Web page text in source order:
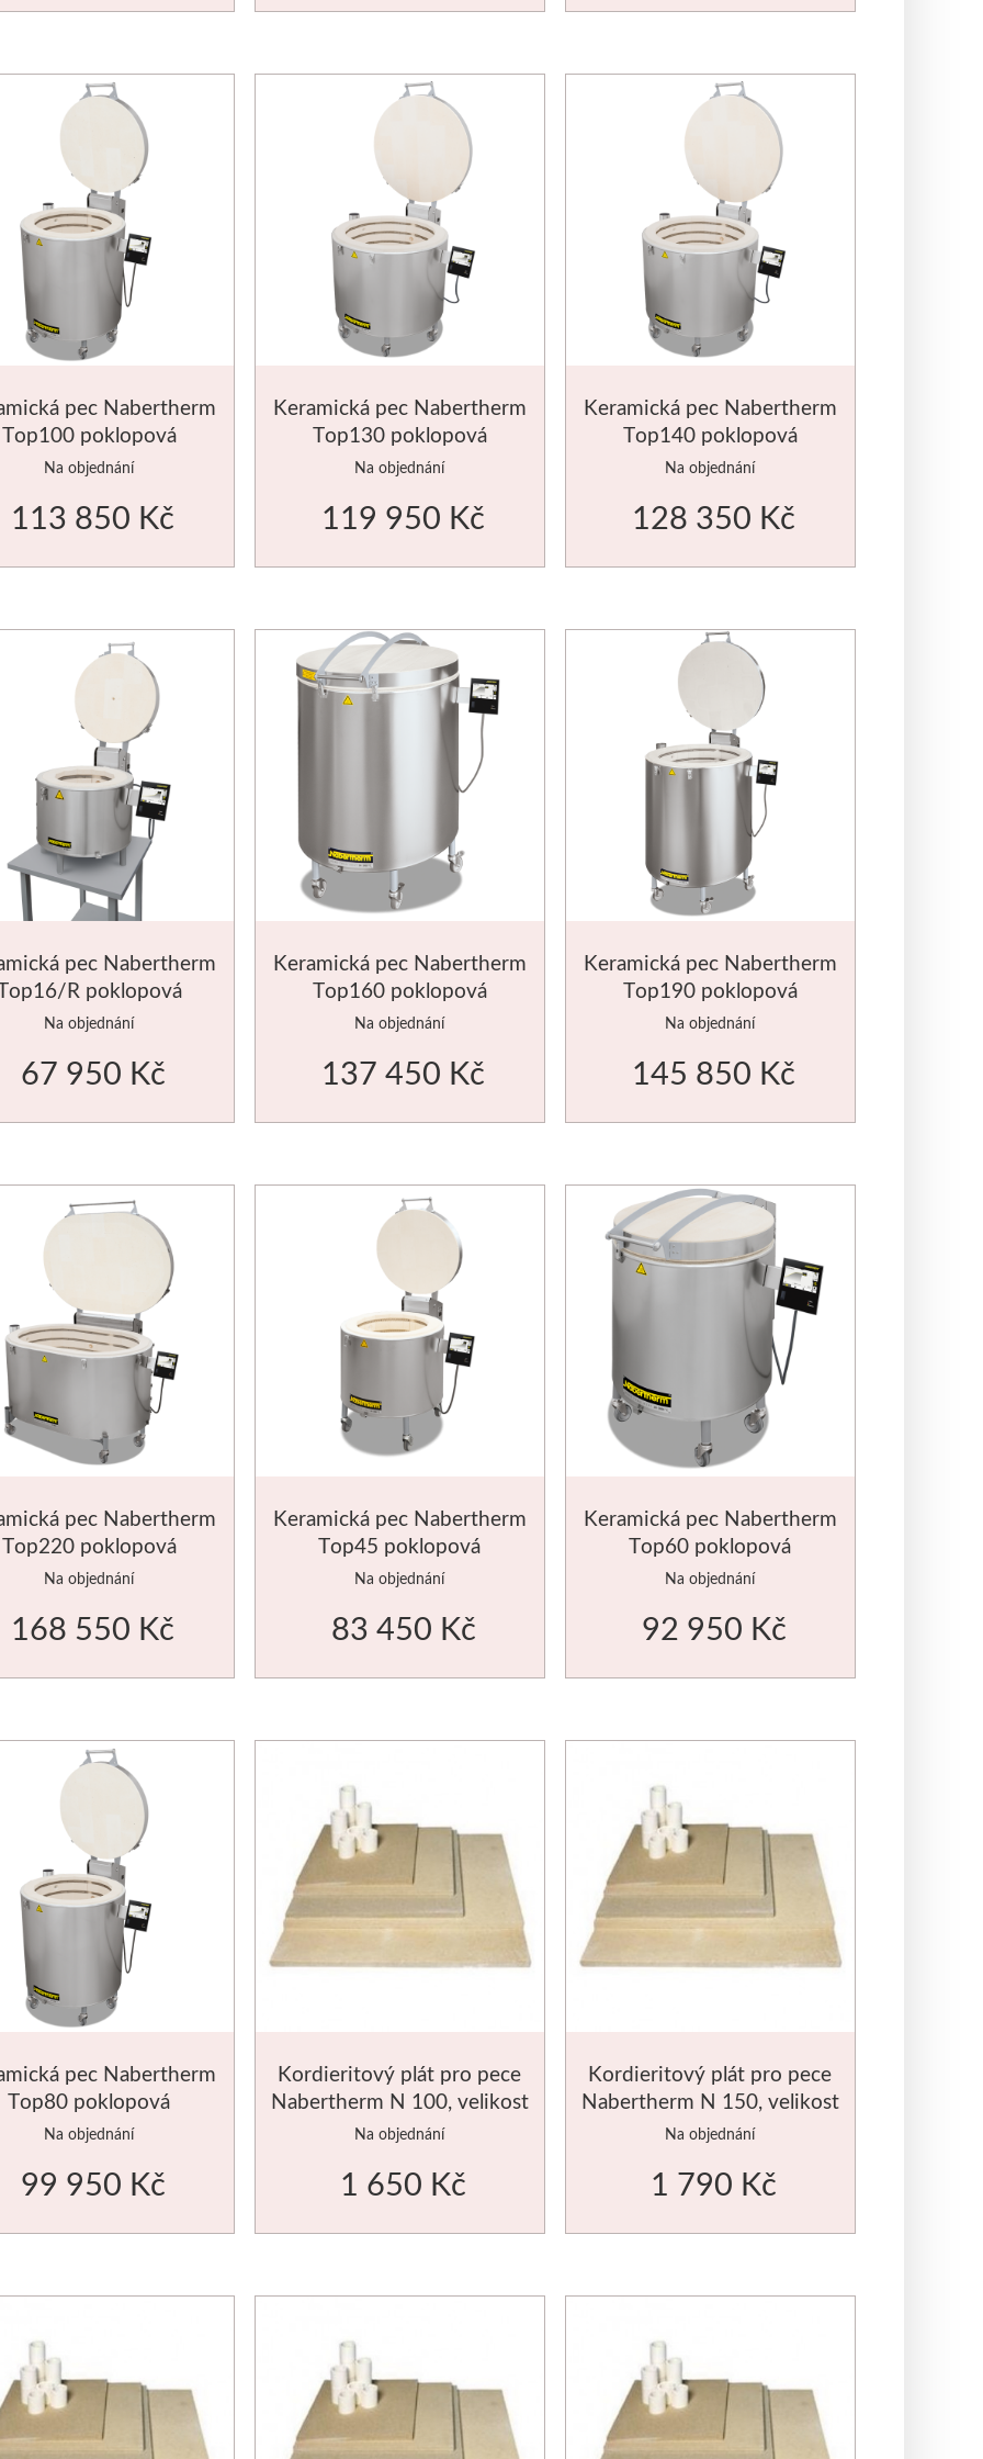
pec Nabertherm
Top100 poklopová
Na objednání
113 850 Kč
Keramická pec Nabertherm
Top130 poklopová
Na objednání
119 950 Kč
Keramická pec Nabertherm
Top140 poklopová
Na objednání
128 350 Kč
pec Nabertherm
R poklopová
Na objednání
67 950 Kč
Keramická pec Nabertherm
Top160 poklopová
Na objednání
137 450 Kč
Keramická pec Nabertherm
Top190 poklopová
Na objednání
145 850 Kč
pec Nabertherm
Top220 poklopová
Na objednání
168 550 Kč
Keramická pec Nabertherm
Top45 poklopová
Na objednání
83 450 Kč
Keramická pec Nabertherm
Top60 poklopová
Na objednání
92 950 Kč
pec Nabertherm
Top80 poklopová
Na objednání
99 950 Kč
Kordieritový plát pro pece
Nabertherm N 100, velikost
490x350mm
Na objednání
1 650 Kč
Kordieritový plát pro pece
Nabertherm N 150, velikost
490x400mm
Na objednání
1 790 Kč